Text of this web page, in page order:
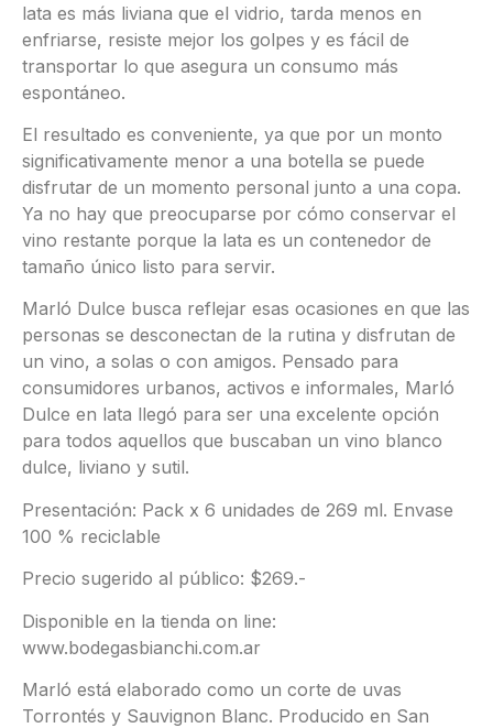
lata es más liviana que el vidrio, tarda menos en
enfriarse, resiste mejor los golpes y es fácil de
transportar lo que asegura un consumo más
espontáneo.
El resultado es conveniente, ya que por un monto
significativamente menor a una botella se puede
disfrutar de un momento personal junto a una copa.
Ya no hay que preocuparse por cómo conservar el
vino restante porque la lata es un contenedor de
tamaño único listo para servir.
Marló Dulce busca reflejar esas ocasiones en que las
personas se desconectan de la rutina y disfrutan de
un vino, a solas o con amigos. Pensado para
consumidores urbanos, activos e informales, Marló
Dulce en lata llegó para ser una excelente opción
para todos aquellos que buscaban un vino blanco
dulce, liviano y sutil.
Presentación: Pack x 6 unidades de 269 ml. Envase
100 % reciclable
Precio sugerido al público: $269.-
Disponible en la tienda on line:
www.bodegasbianchi.com.ar
Marló está elaborado como un corte de uvas
Torrontés y Sauvignon Blanc. Producido en San